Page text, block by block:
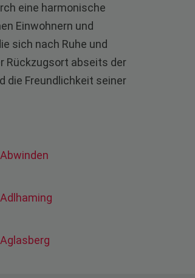
eine harmonische
Einwohnern und
sich nach Ruhe und
Rückzugsort abseits der
die Freundlichkeit seiner
Abwinden
Adlhaming
Aglasberg